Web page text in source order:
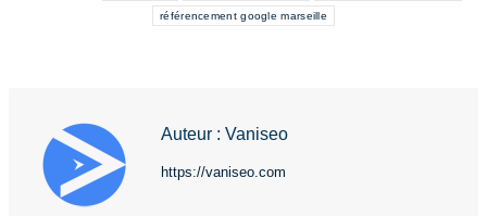
référencement google marseille
Auteur : Vaniseo
https://vaniseo.com